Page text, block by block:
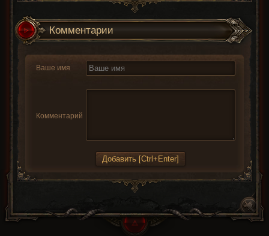
Комментарии
Ваше имя
Комментарий